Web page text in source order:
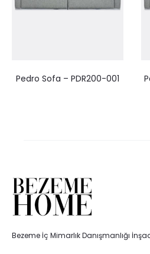
Pedro Sofa – PDR200-001
Bezeme İç Mimarlık Danışmanlığı